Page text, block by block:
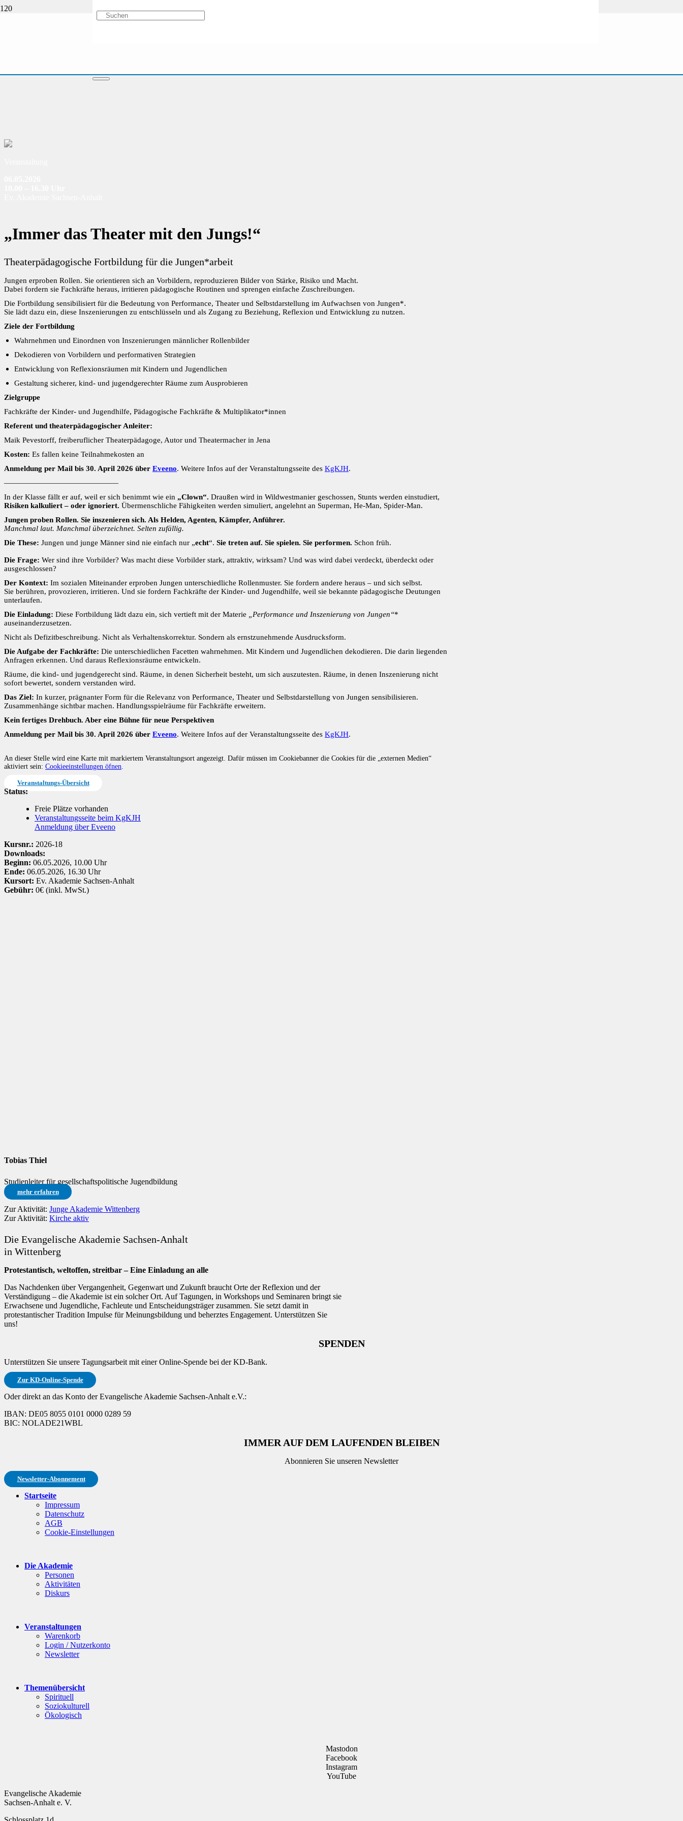
„Immer das Theater mit den Jungs!“
Theaterpädagogische Fortbildung für die Jungen*arbeit
Jungen erproben Rollen. Sie orientieren sich an Vorbildern, reproduzieren Bilder von Stärke, Risiko und Macht.
Dabei fordern sie Fachkräfte heraus, irritieren pädagogische Routinen und sprengen einfache Zuschreibungen.
Die Fortbildung sensibilisiert für die Bedeutung von Performance, Theater und Selbstdarstellung im Aufwachsen von Jungen*.
Sie lädt dazu ein, diese Inszenierungen zu entschlüsseln und als Zugang zu Beziehung, Reflexion und Entwicklung zu nutzen.
Ziele der Fortbildung
Wahrnehmen und Einordnen von Inszenierungen männlicher Rollenbilder
Dekodieren von Vorbildern und performativen Strategien
Entwicklung von Reflexionsräumen mit Kindern und Jugendlichen
Gestaltung sicherer, kind- und jugendgerechter Räume zum Ausprobieren
Zielgruppe
Fachkräfte der Kinder- und Jugendhilfe, Pädagogische Fachkräfte & Multiplikator*innen
Referent und theaterpädagogischer Anleiter:
Maik Pevestorff, freiberuflicher Theaterpädagoge, Autor und Theatermacher in Jena
Kosten: Es fallen keine Teilnahmekosten an
Anmeldung per Mail bis 30. April 2026 über Eveeno. Weitere Infos auf der Veranstaltungsseite des KgKJH.
———————————————
In der Klasse fällt er auf, weil er sich benimmt wie ein „Clown“. Draußen wird in Wildwestmanier geschossen, Stunts werden einstudiert,
Risiken kalkuliert – oder ignoriert. Übermenschliche Fähigkeiten werden simuliert, angelehnt an Superman, He-Man, Spider-Man.
Jungen proben Rollen. Sie inszenieren sich. Als Helden, Agenten, Kämpfer, Anführer.
Manchmal laut. Manchmal überzeichnet. Selten zufällig.
Die These: Jungen und junge Männer sind nie einfach nur „echt“. Sie treten auf. Sie spielen. Sie performen. Schon früh.
Die Frage: Wer sind ihre Vorbilder? Was macht diese Vorbilder stark, attraktiv, wirksam? Und was wird dabei verdeckt, überdeckt oder
ausgeschlossen?
Der Kontext: Im sozialen Miteinander erproben Jungen unterschiedliche Rollenmuster. Sie fordern andere heraus – und sich selbst.
Sie berühren, provozieren, irritieren. Und sie fordern Fachkräfte der Kinder- und Jugendhilfe, weil sie bekannte pädagogische Deutungen
unterlaufen.
Die Einladung: Diese Fortbildung lädt dazu ein, sich vertieft mit der Materie „Performance und Inszenierung von Jungen“*
auseinanderzusetzen.
Nicht als Defizitbeschreibung. Nicht als Verhaltenskorrektur. Sondern als ernstzunehmende Ausdrucksform.
Die Aufgabe der Fachkräfte: Die unterschiedlichen Facetten wahrnehmen. Mit Kindern und Jugendlichen dekodieren. Die darin liegenden
Anfragen erkennen. Und daraus Reflexionsräume entwickeln.
Räume, die kind- und jugendgerecht sind. Räume, in denen Sicherheit besteht, um sich auszutesten. Räume, in denen Inszenierung nicht
sofort bewertet, sondern verstanden wird.
Das Ziel: In kurzer, prägnanter Form für die Relevanz von Performance, Theater und Selbstdarstellung von Jungen sensibilisieren.
Zusammenhänge sichtbar machen. Handlungsspielräume für Fachkräfte erweitern.
Kein fertiges Drehbuch. Aber eine Bühne für neue Perspektiven
Anmeldung per Mail bis 30. April 2026 über Eveeno. Weitere Infos auf der Veranstaltungsseite des KgKJH.
An dieser Stelle wird eine Karte mit markiertem Veranstaltungsort angezeigt. Dafür müssen im Cookiebanner die Cookies für die „externen Medien“
aktiviert sein: Cookieeinstellungen öfnen
Veranstaltungs-Übersicht
Status:
Freie Plätze vorhanden
Veranstaltungsseite beim KgKJH
Anmeldung über Eveeno
Kursnr.: 2026-18
Downloads:
Beginn: 06.05.2026, 10.00 Uhr
Ende: 06.05.2026, 16.30 Uhr
Kursort: Ev. Akademie Sachsen-Anhalt
Gebühr: 0€ (inkl. MwSt.)
Tobias Thiel
Studienleiter für gesellschaftspolitische Jugendbildung
mehr erfahren
Zur Aktivität: Junge Akademie Wittenberg
Zur Aktivität: Kirche aktiv
Die Evangelische Akademie Sachsen-Anhalt
in Wittenberg
Protestantisch, weltoffen, streitbar – Eine Einladung an alle
Das Nachdenken über Vergangenheit, Gegenwart und Zukunft braucht Orte der Reflexion und der
Verständigung – die Akademie ist ein solcher Ort. Auf Tagungen, in Workshops und Seminaren bringt sie
Erwachsene und Jugendliche, Fachleute und Entscheidungsträger zusammen. Sie setzt damit in
protestantischer Tradition Impulse für Meinungsbildung und beherztes Engagement. Unterstützen Sie
uns!
SPENDEN
Unterstützen Sie unsere Tagungsarbeit mit einer Online-Spende bei der KD-Bank.
Zur KD-Online-Spende
Oder direkt an das Konto der Evangelische Akademie Sachsen-Anhalt e.V.:
IBAN: DE05 8055 0101 0000 0289 59
BIC: NOLADE21WBL
IMMER AUF DEM LAUFENDEN BLEIBEN
Abonnieren Sie unseren Newsletter
Newsletter-Abonnement
Startseite
Impressum
Datenschutz
AGB
Cookie-Einstellungen
Die Akademie
Personen
Aktivitäten
Diskurs
Veranstaltungen
Warenkorb
Login / Nutzerkonto
Newsletter
Themenübersicht
Spirituell
Soziokulturell
Ökologisch
Mastodon
Facebook
Instagram
YouTube
Evangelische Akademie
Sachsen-Anhalt e. V.